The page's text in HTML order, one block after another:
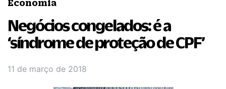
Economia
Negócios congelados: é a
‘síndrome de proteção de CPF’
11 de março de 2018